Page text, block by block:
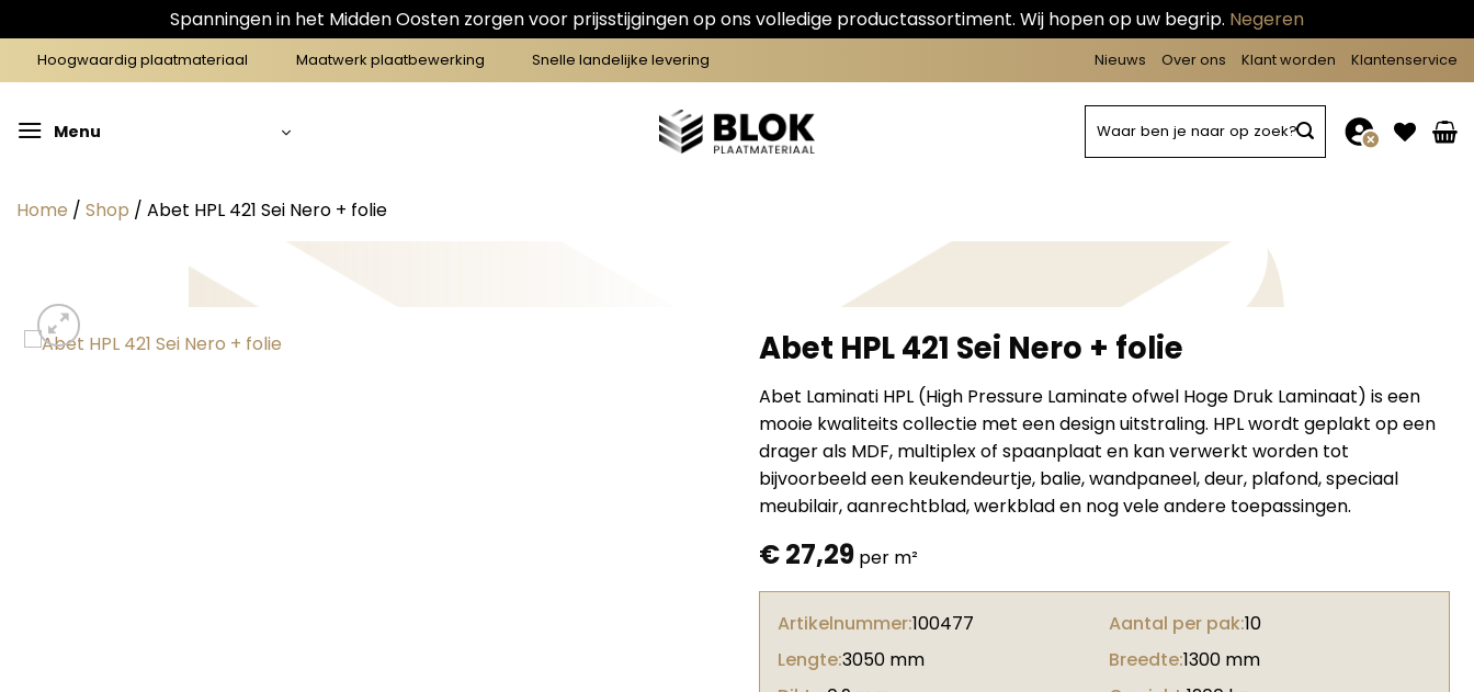
Spanningen in het Midden Oosten zorgen voor prijsstijgingen op ons volledige productassortiment. Wij hopen op uw begrip. Negeren
naar
Hoogwaardig plaatmateriaal Maatwerk plaatbewerking Snelle landelijke levering Nieuws Over ons Klant worden Klantenservice
Menu
naar:
Home / Shop / Abet HPL 421 Sei Nero + folie
Abet HPL 421 Sei Nero + folie
Abet Laminati HPL (High Pressure Laminate ofwel Hoge Druk Laminaat) is een
mooie kwaliteits collectie met een design uitstraling. HPL wordt geplakt op een
drager als MDF, multiplex of spaanplaat en kan verwerkt worden tot
bijvoorbeeld een keukendeurtje, balie, wandpaneel, deur, plafond, speciaal
meubilair, aanrechtblad, werkblad en nog vele andere toepassingen.
€27,29 per m²
Artikelnummer:100477 Aantal per pak:10
Lengte:3050 mm Breedte:1300 mm